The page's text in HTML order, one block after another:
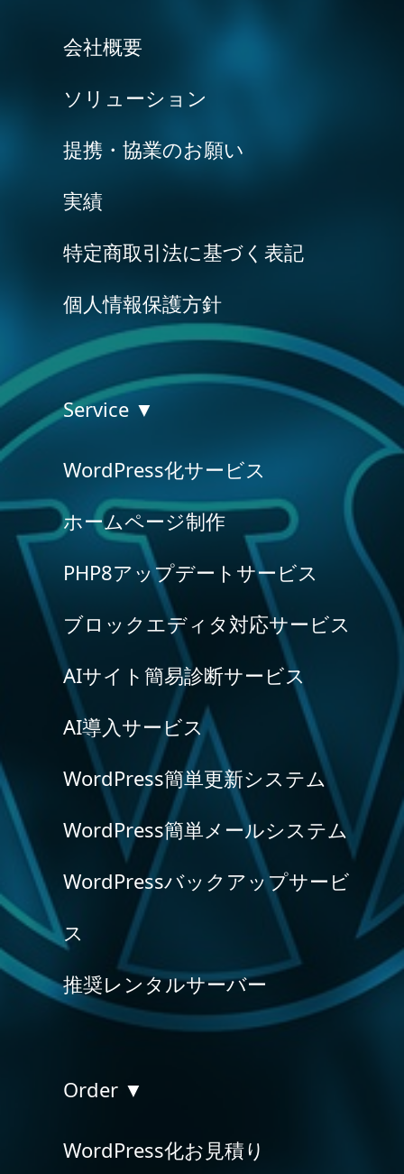
会社概要
ソリューション
提携・協業のお願い
実績
特定商取引法に基づく表記
個人情報保護方針
Service ▼
WordPress化サービス
ホームページ制作
PHP8アップデートサービス
ブロックエディタ対応サービス
AIサイト簡易診断サービス
AI導入サービス
WordPress簡単更新システム
WordPress簡単メールシステム
WordPressバックアップサービ
ス
推奨レンタルサーバー
Order ▼
WordPress化お見積り